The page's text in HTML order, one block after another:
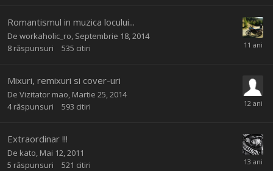
Romantismul in muzica locului...
De workaholic_ro Septembrie 18, 2014
8 răspunsuri 535 citiri
Mixuri, remixuri si cover-uri
De Vizitator mao, Martie 25, 2014
4 răspunsuri 593 citiri
Extraordinar !!!
De kato Mai 12, 2011
5 răspunsuri 521 citiri